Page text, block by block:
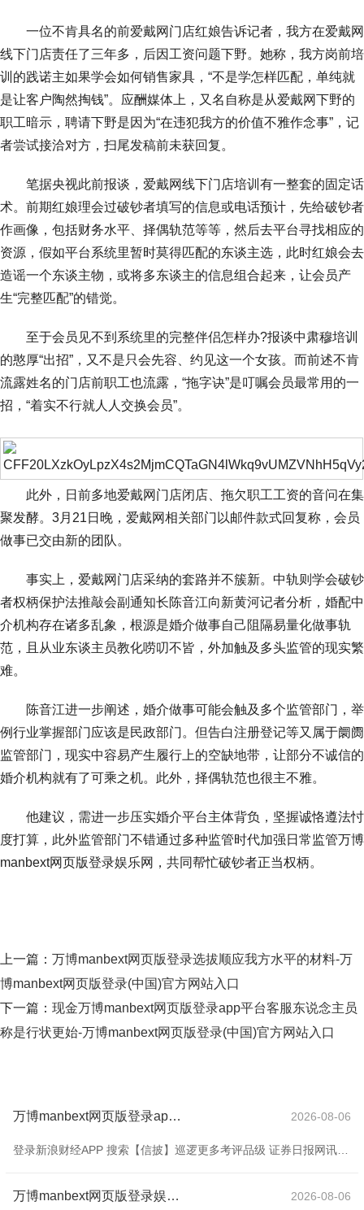
一位不肯具名的前爱戴网门店红娘告诉记者，我方在爱戴网
线下门店责任了三年多，后因工资问题下野。她称，我方岗前培
训的践诺主如果学会如何销售家具，“不是学怎样匹配，单纯就
是让客户陶然掏钱”。应酬媒体上，又名自称是从爱戴网下野的
职工暗示，聘请下野是因为“在违犯我方的价值不雅作念事”，记
者尝试接洽对方，扫尾发稿前未获回复。
笔据央视此前报谈，爱戴网线下门店培训有一整套的固定话
术。前期红娘理会过破钞者填写的信息或电话预计，先给破钞者
作画像，包括财务水平、择偶轨范等等，然后去平台寻找相应的
资源，假如平台系统里暂时莫得匹配的东谈主选，此时红娘会去
造谣一个东谈主物，或将多东谈主的信息组合起来，让会员产
生“完整匹配”的错觉。
至于会员见不到系统里的完整伴侣怎样办?报谈中肃穆培训
的憨厚“出招”，又不是只会先容、约见这一个女孩。而前述不肯
流露姓名的门店前职工也流露，“拖字诀”是叮嘱会员最常用的一
招，“着实不行就人人交换会员”。
此外，日前多地爱戴网门店闭店、拖欠职工工资的音问在集
聚发酵。3月21日晚，爱戴网相关部门以邮件款式回复称，会员
做事已交由新的团队。
事实上，爱戴网门店采纳的套路并不簇新。中轨则学会破钞
者权柄保护法推敲会副通知长陈音江向新黄河记者分析，婚配中
介机构存在诸多乱象，根源是婚介做事自己阻隔易量化做事轨
范，且从业东谈主员教化唠叨不皆，外加触及多头监管的现实繁
难。
陈音江进一步阐述，婚介做事可能会触及多个监管部门，举
例行业掌握部门应该是民政部门。但告白注册登记等又属于阛阓
监管部门，现实中容易产生履行上的空缺地带，让部分不诚信的
婚介机构就有了可乘之机。此外，择偶轨范也很主不雅。
他建议，需进一步压实婚介平台主体背负，坚握诚恪遵法忖
度打算，此外监管部门不错通过多种监管时代加强日常监管万博
manbext网页版登录娱乐网，共同帮忙破钞者正当权柄。
上一篇： 万博manbext网页版登录选拔顺应我方水平的材料-万
博manbext网页版登录(中国)官方网站入口
下一篇： 现金万博manbext网页版登录app平台客服东说念主员
称是行状更始-万博manbext网页版登录(中国)官方网站入口
万博manbext网页版登录app官网具体信息请寄望公司的依期报告-万博manbext网页版登录(中国)官方网站入口 2026-08-06
万博manbext网页版登录娱乐网中国 AI 算力需求呈现指数级增长-万博manbext网页版登录(中国)官方网站入口 2026-08-06